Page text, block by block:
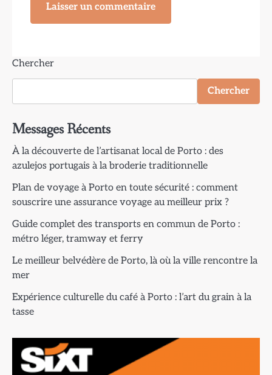
Chercher
Chercher
Messages Récents
À la découverte de l’artisanat local de Porto : des
azulejos portugais à la broderie traditionnelle
Plan de voyage à Porto en toute sécurité : comment
souscrire une assurance voyage au meilleur prix ?
Guide complet des transports en commun de Porto :
métro léger, tramway et ferry
Le meilleur belvédère de Porto, là où la ville rencontre la
mer
Expérience culturelle du café à Porto : l’art du grain à la
tasse